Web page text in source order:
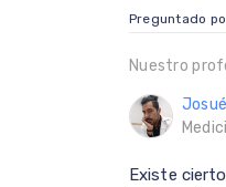
Preguntado
Nuestro
Existe